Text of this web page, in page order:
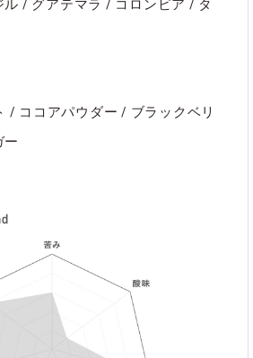
/ グアテマラ / コロンビア / タ
/ ココアパウダー / ブラックベリ
ー